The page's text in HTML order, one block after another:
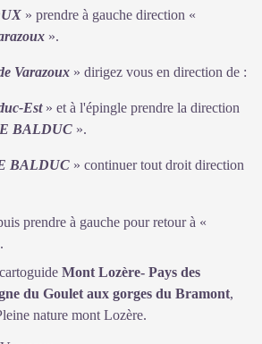
» prendre à gauche direction «
».
Varazoux » dirigez vous en direction de :
Est» et à l'épingle prendre la direction
BALDUC ».
BALDUC » continuer tout droit direction
prendre à gauche pour retour à «
Mont Lozère- Pays des
du Goulet aux gorges du Bramont,
nature mont Lozère.